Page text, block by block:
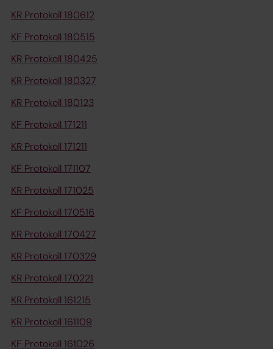
KR Protokoll 180612
KF Protokoll 180515
KR Protokoll 180425
KR Protokoll 180327
KR Protokoll 180123
KF Protokoll 171211
KR Protokoll 171211
KF Protokoll 171107
KR Protokoll 171025
KF Protokoll 170516
KR Protokoll 170427
KR Protokoll 170329
KR Protokoll 170221
KR Protokoll 161215
KR Protokoll 161109
KF Protokoll 161026